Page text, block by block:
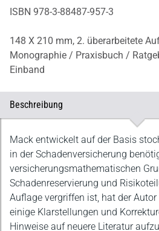
ISBN 978-3-88487-957-3
148 X 210 mm, 2. überarbeitete
Monographie / Praxisbuch /
Einband
Beschreibung
Beschreibung
Mack entwickelt auf der Basis
in der Schadenversicherung
versicherungsmathematischen
Schadenreservierung und
Auflage vergriffen ist, hat der
einige Klarstellungen und
Hinweise auf neuere Literatur